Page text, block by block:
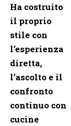
Ha costruito
il proprio
stile con
l’esperienza
diretta,
l’ascolto e il
confronto
continuo con
cucine